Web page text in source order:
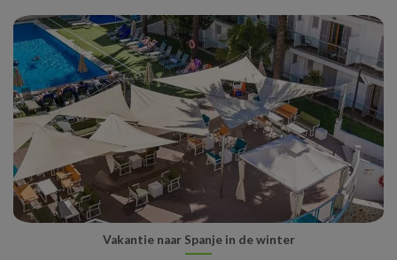
Vakantie naar Spanje in de winter